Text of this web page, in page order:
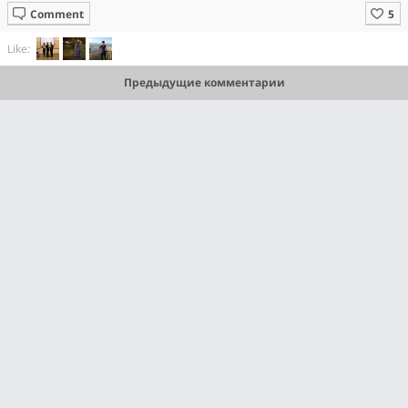
Comment
Like:
Предыдущие комментарии